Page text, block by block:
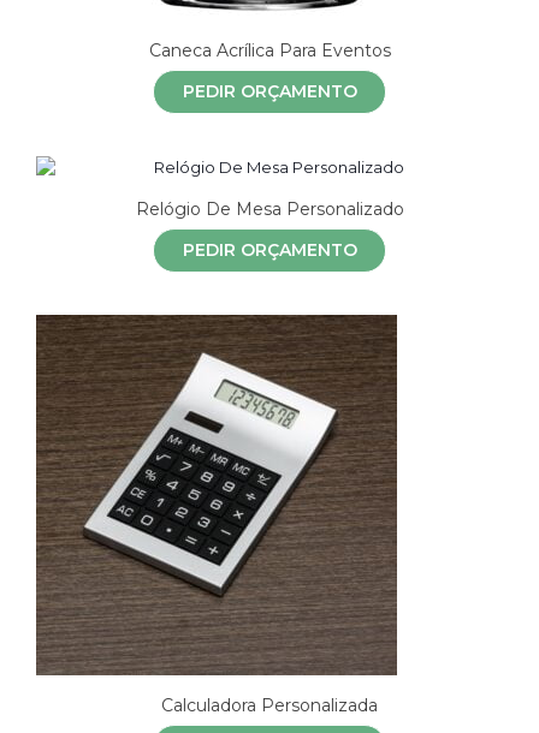
Caneca Acrílica Para Eventos
PEDIR ORÇAMENTO
Relógio De Mesa Personalizado
PEDIR ORÇAMENTO
Calculadora Personalizada